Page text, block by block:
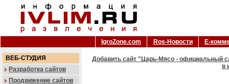
IgroZone.com Ros-Новости Е-
ВЕБ-СТУДИЯ
Разработка сайтов
Продвижение сайтов
Добавить сайт "Царь-Мясо - официальный
в